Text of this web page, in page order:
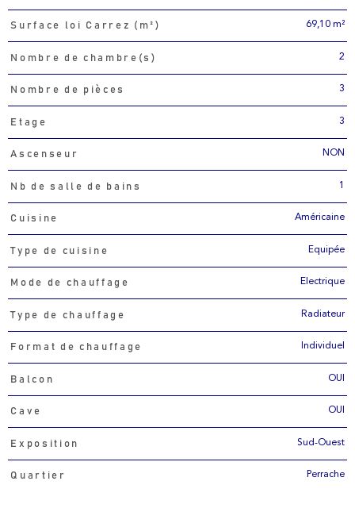
Surface loi Carrez (m²) 69,10 m²
Nombre de chambre(s) 2
Nombre de pièces 3
Etage 3
Ascenseur NON
Nb de salle de bains 1
Cuisine Américaine
Type de cuisine Equipée
Mode de chauffage Electrique
Type de chauffage Radiateur
Format de chauffage Individuel
Balcon OUI
Cave OUI
Exposition Sud-Ouest
Quartier Perrache